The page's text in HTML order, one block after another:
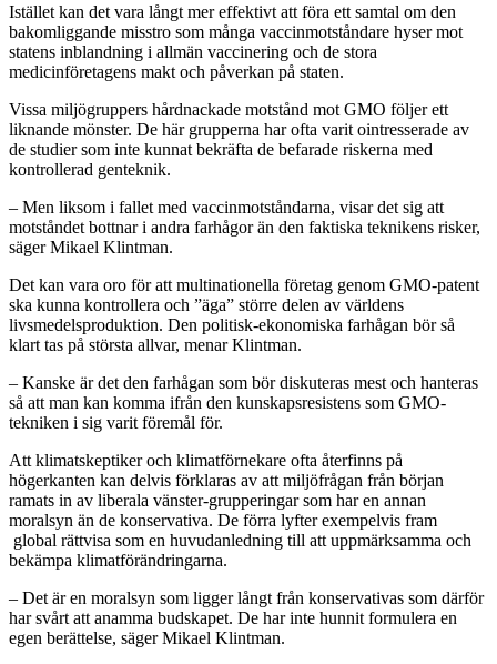
Istället kan det vara långt mer effektivt att föra ett samtal om den
bakomliggande misstro som många vaccinmotståndare hyser mot
statens inblandning i allmän vaccinering och de stora
medicinföretagens makt och påverkan på staten.
Vissa miljögruppers hårdnackade motstånd mot GMO följer ett
liknande mönster. De här grupperna har ofta varit ointresserade av
de studier som inte kunnat bekräfta de befarade riskerna med
kontrollerad genteknik.
– Men liksom i fallet med vaccinmotståndarna, visar det sig att
motståndet bottnar i andra farhågor än den faktiska teknikens risker,
säger Mikael Klintman.
Det kan vara oro för att multinationella företag genom GMO-patent
ska kunna kontrollera och ”äga” större delen av världens
livsmedelsproduktion. Den politisk-ekonomiska farhågan bör så
klart tas på största allvar, menar Klintman.
– Kanske är det den farhågan som bör diskuteras mest och hanteras
så att man kan komma ifrån den kunskapsresistens som GMO-
tekniken i sig varit föremål för.
Att klimatskeptiker och klimatförnekare ofta återfinns på
högerkanten kan delvis förklaras av att miljöfrågan från början
ramats in av liberala vänster-grupperingar som har en annan
moralsyn än de konservativa. De förra lyfter exempelvis fram
global rättvisa som en huvudanledning till att uppmärksamma och
bekämpa klimatförändringarna.
– Det är en moralsyn som ligger långt från konservativas som därför
har svårt att anamma budskapet. De har inte hunnit formulera en
egen berättelse, säger Mikael Klintman.